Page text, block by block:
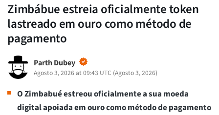
Zimbábue estreia oficialmente token
lastreado em ouro como método de
pagamento
Parth Dubey
Agosto 3, 2026 at 09:43 UTC (Agosto 3, 2026)
O Zimbabué estreou oficialmente a sua moeda
digital apoiada em ouro como método de pagamento